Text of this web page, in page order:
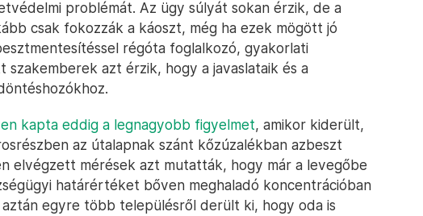
problémát. Az ügy súlyát sokan érzik, de a
csak fokozzák a káoszt, még ha ezek mögött jó
régóta foglalkozó, gyakorlati
azt érzik, hogy a javaslataik és a
kapta eddig a legnagyobb figyelmet, amikor kiderült,
az útalapnak szánt kőzúzalékban azbeszt
elvégzett mérések azt mutatták, hogy már a levegőbe
határértéket bőven meghaladó koncentrációban
egyre több településről derült ki, hogy oda is